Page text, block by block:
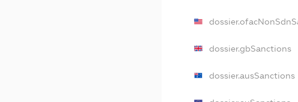
dossier.gbSanctions
dossier.ausSanctions